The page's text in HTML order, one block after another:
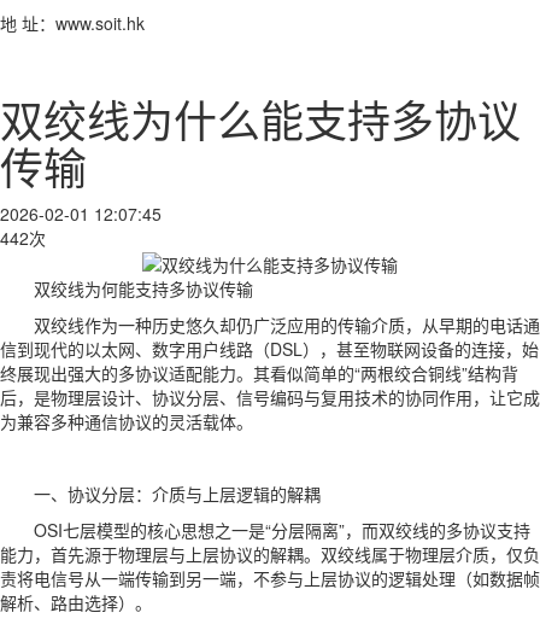
地 址：www.soit.hk
双绞线为什么能支持多协议
传输
2026-02-01 12:07:45
442次
双绞线为何能支持多协议传输
双绞线作为一种历史悠久却仍广泛应用的传输介质，从早期的电话通
信到现代的以太网、数字用户线路（DSL），甚至物联网设备的连接，始
终展现出强大的多协议适配能力。其看似简单的“两根绞合铜线”结构背
后，是物理层设计、协议分层、信号编码与复用技术的协同作用，让它成
为兼容多种通信协议的灵活载体。
一、协议分层：介质与上层逻辑的解耦
OSI七层模型的核心思想之一是“分层隔离”，而双绞线的多协议支持
能力，首先源于物理层与上层协议的解耦。双绞线属于物理层介质，仅负
责将电信号从一端传输到另一端，不参与上层协议的逻辑处理（如数据帧
解析、路由选择）。